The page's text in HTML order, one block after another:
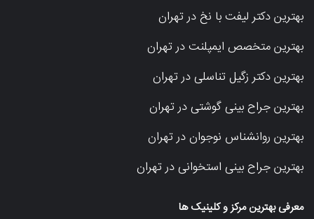
بهترین دکتر لیفت با نخ در تهران
بهترین متخصص ایمپلنت در تهران
بهترین دکتر زگیل تناسلی در تهران
بهترین جراح بینی گوشتی در تهران
بهترین روانشناس نوجوان در تهران
بهترین جراح بینی استخوانی در تهران
معرفی بهترین مرکز و کلینیک ها